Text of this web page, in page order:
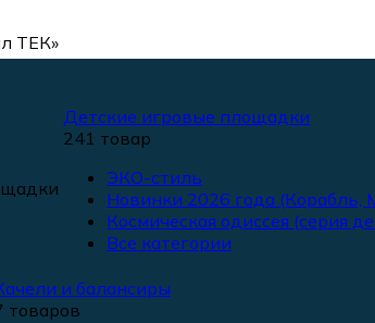
ТЕК»
Детские игровые площадки
241 товар
ЭКО-стиль
Новинки 2026 года (Корабль,
Космическая одиссея (серия
Все категории
и балансиры
товаров